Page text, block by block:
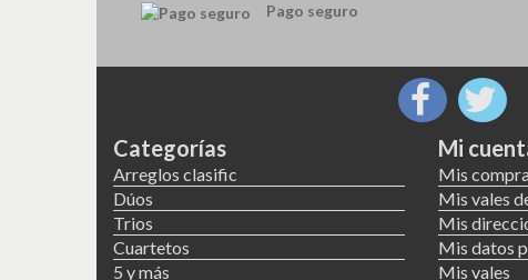
Pago seguro
Categorías
Arreglos clasific
Dúos
Trios
Cuartetos
5 y más
Mi
Mis
Mis vales
Mis
Mis datos
Mis vales